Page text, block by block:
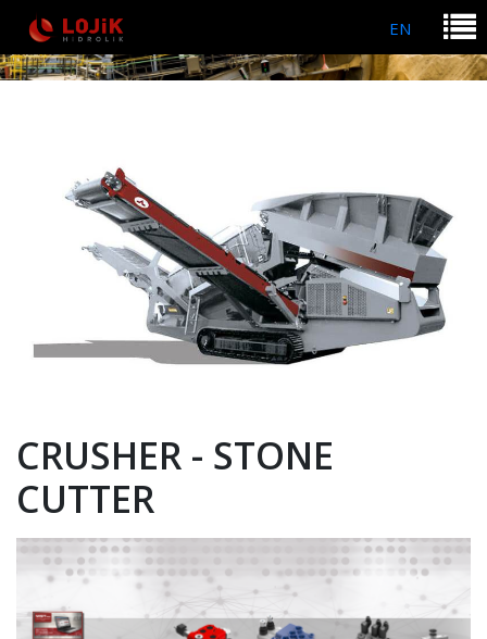
EN
CRUSHER - STONE
CUTTER